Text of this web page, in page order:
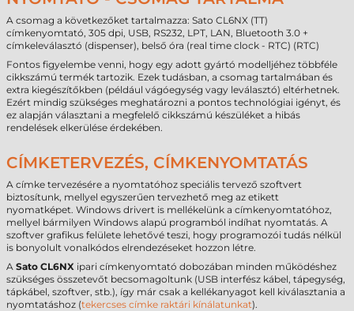
A csomag a következőket tartalmazza: Sato CL6NX (TT)
címkenyomtató, 305 dpi, USB, RS232, LPT, LAN, Bluetooth 3.0 +
címkeleválasztó (dispenser), belső óra (real time clock - RTC) (RTC)
Fontos figyelembe venni, hogy egy adott gyártó modelljéhez többféle
cikkszámú termék tartozik. Ezek tudásban, a csomag tartalmában és
extra kiegészítőkben (például vágóegység vagy leválasztó) eltérhetnek.
Ezért mindig szükséges meghatározni a pontos technológiai igényt, és
ez alapján választani a megfelelő cikkszámú készüléket a hibás
rendelések elkerülése érdekében.
CÍMKETERVEZÉS, CÍMKENYOMTATÁS
A címke tervezésére a nyomtatóhoz speciális tervező szoftvert
biztosítunk, mellyel egyszerűen tervezhető meg az etikett
nyomatképet. Windows drivert is mellékelünk a címkenyomtatóhoz,
mellyel bármilyen Windows alapú programból indíhat nyomtatás. A
szoftver grafikus felülete lehetővé teszi, hogy programozói tudás nélkül
is bonyolult vonalkódos elrendezéseket hozzon létre.
A Sato CL6NX ipari címkenyomtató dobozában minden működéshez
szükséges összetevőt becsomagoltunk (USB interfész kábel, tápegység,
tápkábel, szoftver, stb.), így már csak a kellékanyagot kell kiválasztania a
nyomtatáshoz (tekercses címke raktári kínálatunkat).